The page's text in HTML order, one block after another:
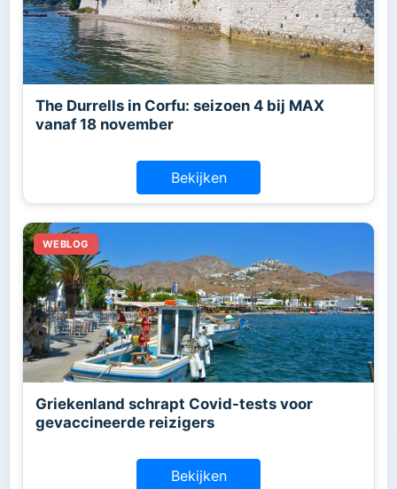
The Durrells in Corfu: seizoen 4 bij MAX
vanaf 18 november
Bekijken
Griekenland schrapt Covid-tests voor
gevaccineerde reizigers
Bekijken